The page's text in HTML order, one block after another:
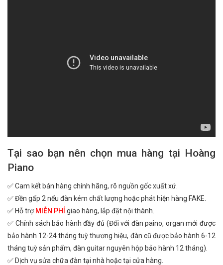
Tại sao bạn nên chọn mua hàng tại Hoàng
Piano
✅ Cam kết bán hàng chính hãng, rõ nguồn gốc xuất xứ.
✅ Đền gấp 2 nếu đàn kém chất lượng hoặc phát hiện hàng FAKE.
✅ Hỗ trợ MIỄN PHÍ giao hàng, lắp đặt nội thành.
✅ Chính sách bảo hành đầy đủ (Đối với đàn paino, organ mới được
bảo hành 12-24 tháng tuỳ thương hiệu, đàn cũ được bảo hành 6-12
tháng tuỳ sản phẩm, đàn guitar nguyên hộp bảo hành 12 tháng).
✅ Dịch vụ sửa chữa đàn tại nhà hoặc tại cửa hàng.